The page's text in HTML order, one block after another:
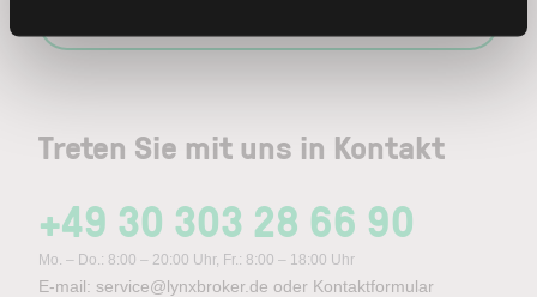
Treten Sie mit uns in Kontakt
+49 30 303 28 66 90
Mo. – Do.: 8:00 – 20:00 Uhr, Fr.: 8:00 – 18:00 Uhr
E-mail: service@lynxbroker.de oder Kontaktformular